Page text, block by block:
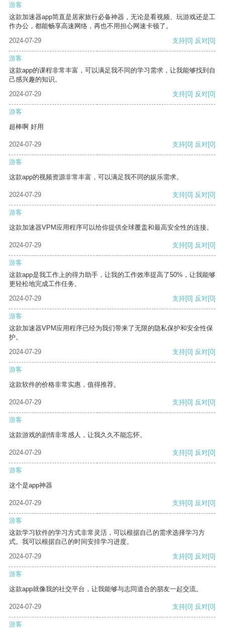
游客
这款加速器app简直是居家旅行必备神器，无论是看视频、玩游戏还是工
作办公，都能畅享高速网络，再也不用担心网速卡顿了。
2024-07-29
支持[0] 反对[0]
游客
这款app的课程非常丰富，可以满足我不同的学习需求，让我能够找到自
己感兴趣的知识。
2024-07-29
支持[0] 反对[0]
游客
超棒啊 好用
2024-07-29 支持[0] 反对[0]
游客
这款app的视频资源非常丰富，可以满足我不同的娱乐需求。
2024-07-29 支持[0] 反对[0]
游客
这款加速器VPM应用程序可以给你提供全球覆盖和最高安全性的连接。
2024-07-29 支持[0] 反对[0]
游客
这款app是我工作上的得力助手，让我的工作效率提高了50%，让我能够
更轻松地完成工作任务。
2024-07-29
支持[0] 反对[0]
游客
这款加速器VPM应用程序已经为我们带来了无限的隐私保护和安全性保
护。
2024-07-29
支持[0] 反对[0]
游客
这款软件的价格非常实惠，值得推荐。
2024-07-29 支持[0] 反对[0]
游客
这款游戏的剧情非常感人，让我久久不能忘怀。
2024-07-29 支持[0] 反对[0]
游客
这个是app神器
2024-07-29 支持[0] 反对[0]
游客
这款学习软件的学习方式非常灵活，可以根据自己的需求选择学习方
式。我可以根据自己的时间安排学习进度。
2024-07-29
支持[0] 反对[0]
游客
这款app就像我的社交平台，让我能够与志同道合的朋友一起交流。
2024-07-29 支持[0] 反对[0]
游客